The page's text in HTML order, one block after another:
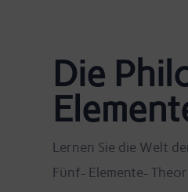
Die
Lernen Sie die Welt
Fünf- Elemente-